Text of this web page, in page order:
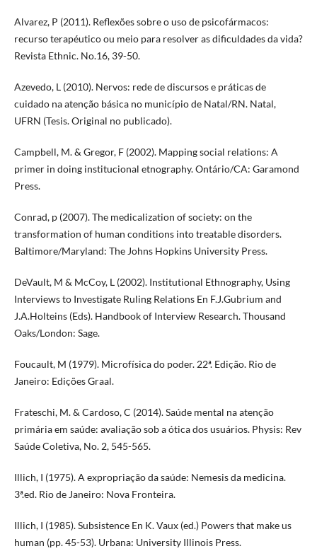
Alvarez, P (2011). Reflexões sobre o uso de psicofármacos:
recurso terapéutico ou meio para resolver as dificuldades da vida?
Revista Ethnic. No.16, 39-50.
Azevedo, L (2010). Nervos: rede de discursos e práticas de
cuidado na atenção básica no município de Natal/RN. Natal,
UFRN (Tesis. Original no publicado).
Campbell, M. & Gregor, F (2002). Mapping social relations: A
primer in doing institucional etnography. Ontário/CA: Garamond
Press.
Conrad, p (2007). The medicalization of society: on the
transformation of human conditions into treatable disorders.
Baltimore/Maryland: The Johns Hopkins University Press.
DeVault, M & McCoy, L (2002). Institutional Ethnography, Using
Interviews to Investigate Ruling Relations En F.J.Gubrium and
J.A.Holteins (Eds). Handbook of Interview Research. Thousand
Oaks/London: Sage.
Foucault, M (1979). Microfísica do poder. 22ª. Edição. Rio de
Janeiro: Edições Graal.
Frateschi, M. & Cardoso, C (2014). Saúde mental na atenção
primária em saúde: avaliação sob a ótica dos usuários. Physis: Rev
Saúde Coletiva, No. 2, 545-565.
Illich, I (1975). A expropriação da saúde: Nemesis da medicina.
3ª.ed. Rio de Janeiro: Nova Fronteira.
Illich, I (1985). Subsistence En K. Vaux (ed.) Powers that make us
human (pp. 45-53). Urbana: University Illinois Press.